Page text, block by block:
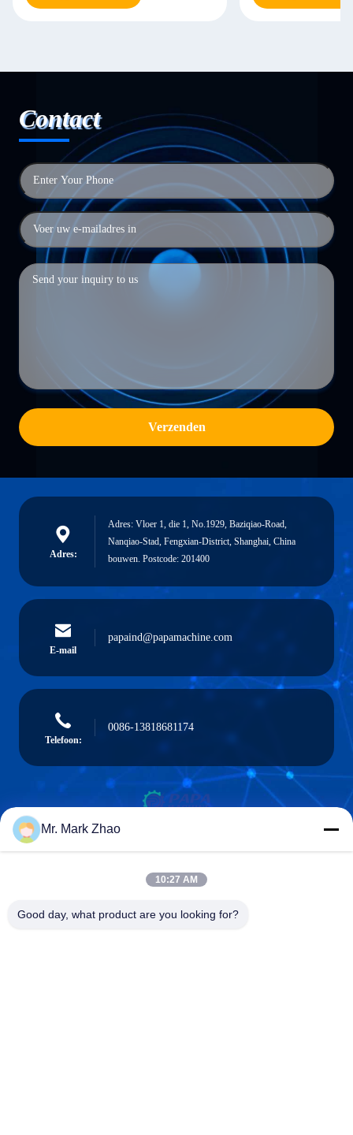
Contact
Verzenden
Adres:
Adres: Vloer 1, die 1, No.1929, Baziqiao-Road,
Nanqiao-Stad, Fengxian-District, Shanghai, China
bouwen. Postcode: 201400
E-mail
papaind@papamachine.com
Telefoon:
0086-13818681174
Mr. Mark Zhao
10:27 AM
Good day, what product are you looking for?